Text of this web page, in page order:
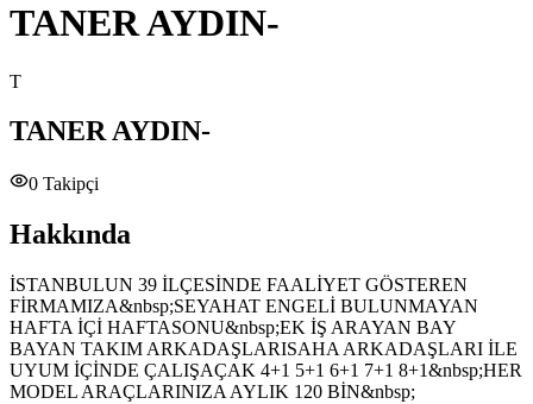
TANER AYDIN-
T
TANER AYDIN-
0 Takipçi
Hakkında
İSTANBULUN 39 İLÇESİNDE FAALİYET GÖSTEREN
FİRMAMIZA&nbsp;SEYAHAT ENGELİ BULUNMAYAN
HAFTA İÇİ HAFTASONU&nbsp;EK İŞ ARAYAN BAY
BAYAN TAKIM ARKADAŞLARISAHA ARKADAŞLARI İLE
UYUM İÇİNDE ÇALIŞAÇAK 4+1 5+1 6+1 7+1 8+1&nbsp;HER
MODEL ARAÇLARINIZA AYLIK 120 BİN&nbsp;